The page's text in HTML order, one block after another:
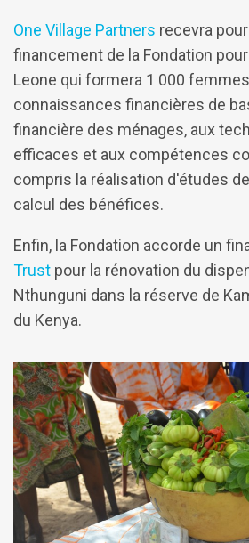
One Village Partners recevra
financement de la Fondation
Leone qui formera 1 000
connaissances financières de
financière des ménages, aux
efficaces et aux compétences
compris la réalisation d'études
calcul des bénéfices.
Enfin, la Fondation accorde un
Trust pour la rénovation du
Nthunguni dans la réserve de
du Kenya.